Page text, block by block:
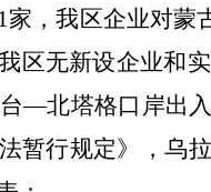
1家，我区企业对蒙
区无新设企业和
—北塔格口岸出
暂行规定》，乌